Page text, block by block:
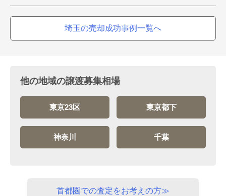
埼玉の売却成功事例一覧へ
他の地域の譲渡募集相場
東京23区 東京都下
神奈川 千葉
首都圏での査定をお考えの方≫